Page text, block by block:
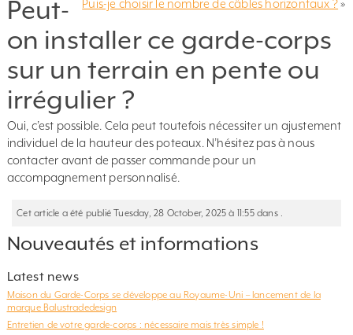
Puis-je choisir le nombre de câbles horizontaux ?»
Peut-
on installer ce garde-corps
sur un terrain en pente ou
irrégulier ?
Oui, c’est possible. Cela peut toutefois nécessiter un ajustement
individuel de la hauteur des poteaux. N’hésitez pas à nous
contacter avant de passer commande pour un
accompagnement personnalisé.
Cet article a été publié Tuesday, 28 October, 2025 à 11:55 dans .
Nouveautés et informations
Latest news
Maison du Garde-Corps se développe au Royaume-Uni – lancement de la
marque Balustradedesign
Entretien de votre garde-corps : nécessaire mais très simple !